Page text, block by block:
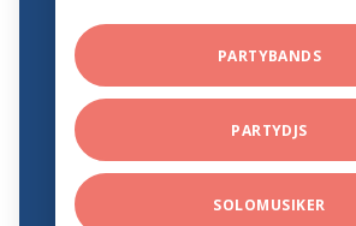
PARTYBANDS
PARTYDJS
SOLOMUSIKER